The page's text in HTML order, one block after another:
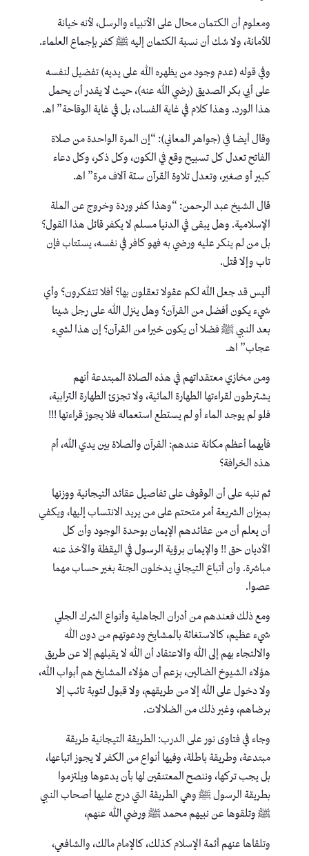
ومعلوم أن الكتمان محال على الأنبياء والرسل، لأنه خيانة
للأمانة، ولا شك أن نسبة الكتمان إليه ﷺ كفر بإجماع العلماء.
وفي قوله (عدم وجود من يظهره الله على يديه) تفضيل لنفسه
على أبي بكر الصديق (رضي الله عنه)، حيث لا يقدر أن يحمل
هذا الورد. وهذا كلام في غاية الفساد، بل في غاية الوقاحة” اهـ.
وقال أيضا في (جواهر المعاني): “إن المرة الواحدة من صلاة
الفاتح تعدل كل تسبيح وقع في الكون، وكل ذكر، وكل دعاء
كبير أو صغير، وتعدل تلاوة القرآن ستة آلاف مرة” اهـ.
قال الشيخ عبد الرحمن: “وهذا كفر وردة وخروج عن الملة
الإسلامية. وهل يبقى في الدنيا مسلم لا يكفر قائل هذا القول؟
بل من لم ينكر عليه ورضي به فهو كافر في نفسه، يستتاب فإن
تاب وإلا قتل.
أليس قد جعل الله لكم عقولا تعقلون بها؟ أفلا تتفكرون؟ وأي
شيء يكون أفضل من القرآن؟ وهل ينزل الله على رجل شيئا
بعد النبي ﷺ فضلا أن يكون خيرا من القرآن؟ إن هذا لشيء
عجاب” اهـ.
ومن مخازي معتقداتهم في هذه الصلاة المبتدعة أنهم
يشترطون لقراءتها الطهارة المائية، ولا تجزئ الطهارة الترابية،
فلو لم يوجد الماء أو لم يستطع استعماله فلا يجوز قراءتها !!!
فأيهما أعظم مكانة عندهم: القرآن والصلاة بين يدي الله، أم
هذه الخرافة؟
ثم ننبه على أن الوقوف على تفاصيل عقائد التيجانية ووزنها
بميزان الشريعة أمر متحتم على من يريد الانتساب إليها، ويكفي
أن يعلم أن من عقائدهم الإيمان بوحدة الوجود وأن كل
الأديان حق !! والإيمان برؤية الرسول في اليقظة والأخذ عنه
مباشرة. وأن أتباع التيجاني يدخلون الجنة بغير حساب مهما
عصوا.
ومع ذلك فعندهم من أدران الجاهلية وأنواع الشرك الجلي
شيء عظيم، كالاستغاثة بالمشايخ ودعوتهم من دون الله
والالتجاء بهم إلى الله والاعتقاد أن الله لا يقبلهم إلا عن طريق
هؤلاء الشيوخ الضالين، بزعم أن هؤلاء المشايخ هم أبواب الله،
ولا دخول على الله إلا من طريقهم، ولا قبول لتوبة تائب إلا
برضاهم، وغير ذلك من الضلالات.
وجاء في فتاوى نور على الدرب: الطريقة التيجانية طريقة
مبتدعة، وطريقة باطلة، وفيها أنواع من الكفر لا يجوز اتباعها،
بل يجب تركها، وننصح المعتنقين لها بأن يدعوها ويلتزموا
بطريقة الرسول ﷺ وهي الطريقة التي درج عليها أصحاب النبي
ﷺ وتلقوها عن نبيهم محمد ﷺ ورضي الله عنهم،
وتلقاها عنهم أئمة الإسلام كذلك، كالإمام مالك، والشافعي،